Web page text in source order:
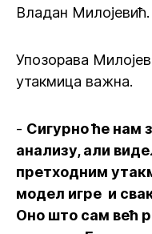
Владан Милојевић.
Упозорава
утакмица важна.
- Сигурно ће нам
анализу, али
претходним
модел игре и
Оно што сам већ